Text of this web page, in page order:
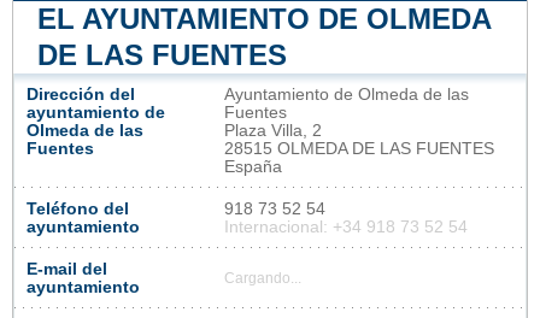
EL AYUNTAMIENTO DE OLMEDA
DE LAS FUENTES
Dirección del
ayuntamiento de
Olmeda de las
Fuentes
Ayuntamiento de Olmeda de las
Fuentes
Plaza Villa, 2
28515 OLMEDA DE LAS FUENTES
España
Teléfono del
ayuntamiento
918 73 52 54
Internacional: +34 918 73 52 54
E-mail del
ayuntamiento
Cargando...